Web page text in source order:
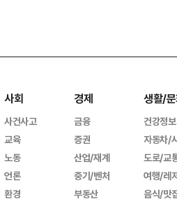
사회
사건사고
교육
노동
언론
환경
경제
금융
증권
산업/재계
중기/벤처
부동산
생활/
건강정보
자동차/
도로/교
여행/레
음식/맛